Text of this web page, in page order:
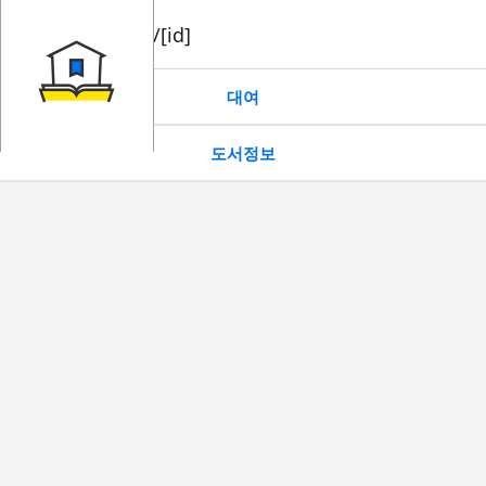
book/rent/[id]
대여
도서정보